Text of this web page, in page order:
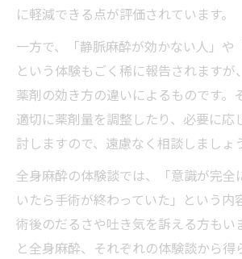
に軽減できる点が評価されています。
一方で、「静脈麻酔が効かない人」や
という体験もごく稀に報告されますが
薬剤の効き方の違いによるものです。
適切に薬剤量を調整したり、必要に応
討しますので、遠慮なく相談しましょ
全身麻酔の体験談では、「意識が完全
いたら手術が終わっていた」という内
術後のだるさや吐き気を訴える方もい
と全身麻酔、それぞれの体験談から得